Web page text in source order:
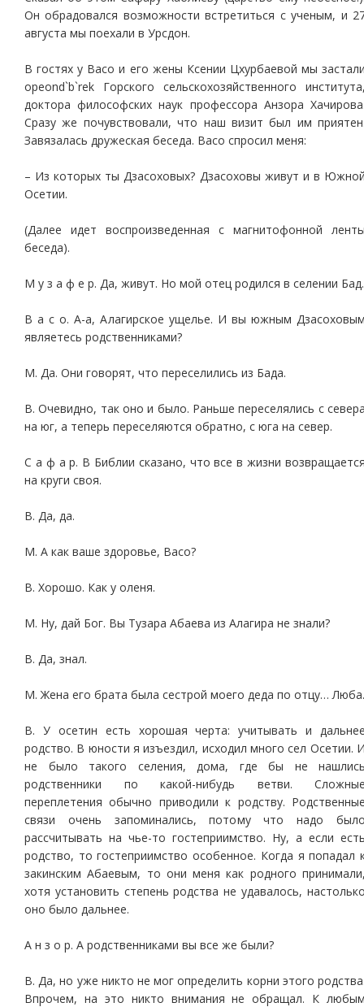
Он обрадовался возможности встретиться с ученым, и
августа мы поехали в Урсдон.
В гостях у Васо и его жены Ксении Цхурбаевой мы
opeond`b`rek Горского сельскохозяйственного
доктора философских наук профессора Анзора
Сразу же почувствовали, что наш визит был им
Завязалась дружеская беседа. Васо спросил меня:
– Из которых ты Дзасоховых? Дзасоховы живут и в
Осетии.
(Далее идет воспроизведенная с магнитофонной
беседа).
М у з а ф е р. Да, живут. Но мой отец родился в селении Бад.
В а с о. А-а, Алагирское ущелье. И вы южным
являетесь родственниками?
М. Да. Они говорят, что переселились из Бада.
В. Очевидно, так оно и было. Раньше переселялись с
на юг, а теперь переселяются обратно, с юга на север.
С а ф а р. В Библии сказано, что все в жизни
на круги своя.
В. Да, да.
М. А как ваше здоровье, Васо?
В. Хорошо. Как у оленя.
М. Ну, дай Бог. Вы Тузара Абаева из Алагира не знали?
В. Да, знал.
М. Жена его брата была сестрой моего деда по отцу… Люба.
В. У осетин есть хорошая черта: учитывать и
родство. В юности я изъездил, исходил много сел Осетии.
не было такого селения, дома, где бы не
родственники по какой-нибудь ветви.
переплетения обычно приводили к родству.
связи очень запоминались, потому что надо
рассчитывать на чье-то гостеприимство. Ну, а если
родство, то гостеприимство особенное. Когда я попадал
закинским Абаевым, то они меня как родного
хотя установить степень родства не удавалось,
оно было дальнее.
А н з о р. А родственниками вы все же были?
В. Да, но уже никто не мог определить корни этого
Впрочем, на это никто внимания не обращал. К